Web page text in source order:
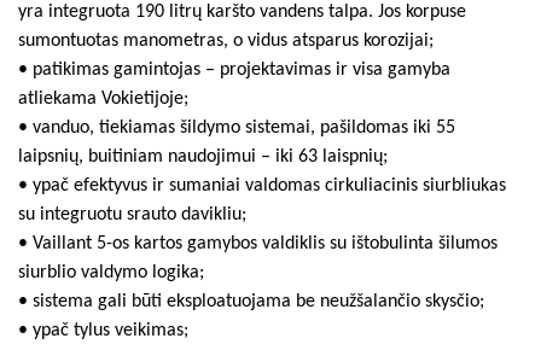
yra integruota 190 litrų karšto vandens talpa. Jos korpuse
sumontuotas manometras, o vidus atsparus korozijai;
• patikimas gamintojas – projektavimas ir visa gamyba
atliekama Vokietijoje;
• vanduo, tiekiamas šildymo sistemai, pašildomas iki 55
laipsnių, buitiniam naudojimui – iki 63 laispnių;
• ypač efektyvus ir sumaniai valdomas cirkuliacinis siurbliukas
su integruotu srauto davikliu;
• Vaillant 5-os kartos gamybos valdiklis su ištobulinta šilumos
siurblio valdymo logika;
• sistema gali būti eksploatuojama be neužšalančio skysčio;
• ypač tylus veikimas;